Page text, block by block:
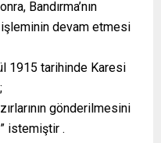
Bandırma’nın
devam etmesi
1915 tarihinde Karesi
gönderilmesini
istemiştir .